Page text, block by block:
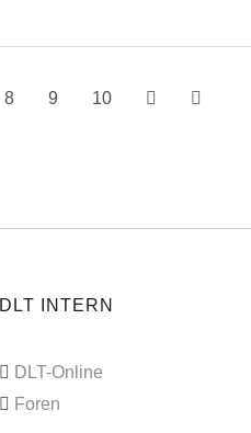
8 9 10
DLT INTERN
DLT-Online
Foren